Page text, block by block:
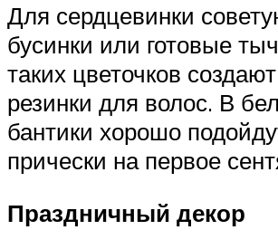
Для сердцевинки
бусинки или готовые
таких цветочков
резинки для волос. В
бантики хорошо
прически на первое
Праздничный декор